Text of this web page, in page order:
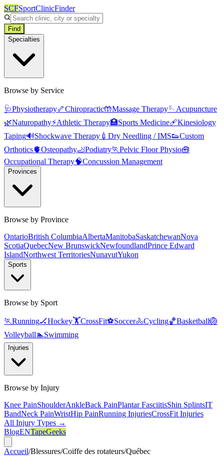
SCFSportClinicFinder
Find
Specialties
Browse by Service
🩺Physiotherapy🦴Chiropractic🤲Massage Therapy🪡Acupuncture
🌿Naturopathy⚡Athletic Therapy🏥Sports Medicine🩹Kinesiology
Taping🔊Shockwave Therapy 💉 Dry Needling / IMS👟Custom
Orthotics🫀Osteopathy🦶Podiatry🏃Pelvic Floor Physio🧰
Occupational Therapy🧠Concussion Management
Provinces
Browse by Province
OntarioBritish ColumbiaAlbertaManitobaSaskatchewanNova
ScotiaQuebecNew BrunswickNewfoundlandPrince Edward
IslandNorthwest TerritoriesNunavutYukon
Sports
Browse by Sport
🏃Running🏒Hockey🏋️CrossFit⚽Soccer🚴Cycling🏀Basketball🏐
Volleyball🏊Swimming
Injuries
Browse by Injury
Knee PainShoulderAnkleBack PainPlantar FasciitisShin SplintsIT
BandNeck PainWristHip PainRunning InjuriesCrossFit Injuries
All Injury Types →
BlogENTapeGeeks
Accueil/Blessures/Coiffe des rotateurs/Québec